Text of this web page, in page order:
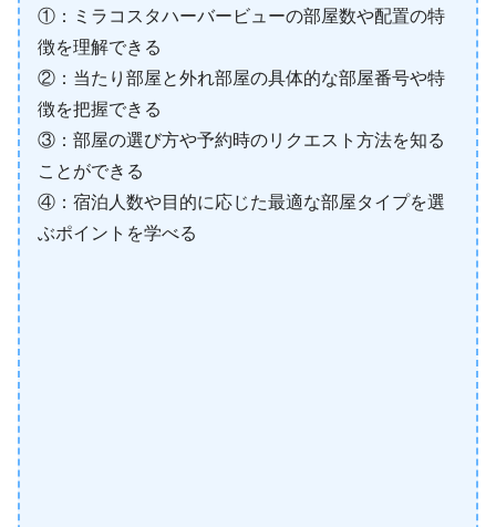
①：ミラコスタハーバービューの部屋数や配置の特
徴を理解できる
②：当たり部屋と外れ部屋の具体的な部屋番号や特
徴を把握できる
③：部屋の選び方や予約時のリクエスト方法を知る
ことができる
④：宿泊人数や目的に応じた最適な部屋タイプを選
ぶポイントを学べる